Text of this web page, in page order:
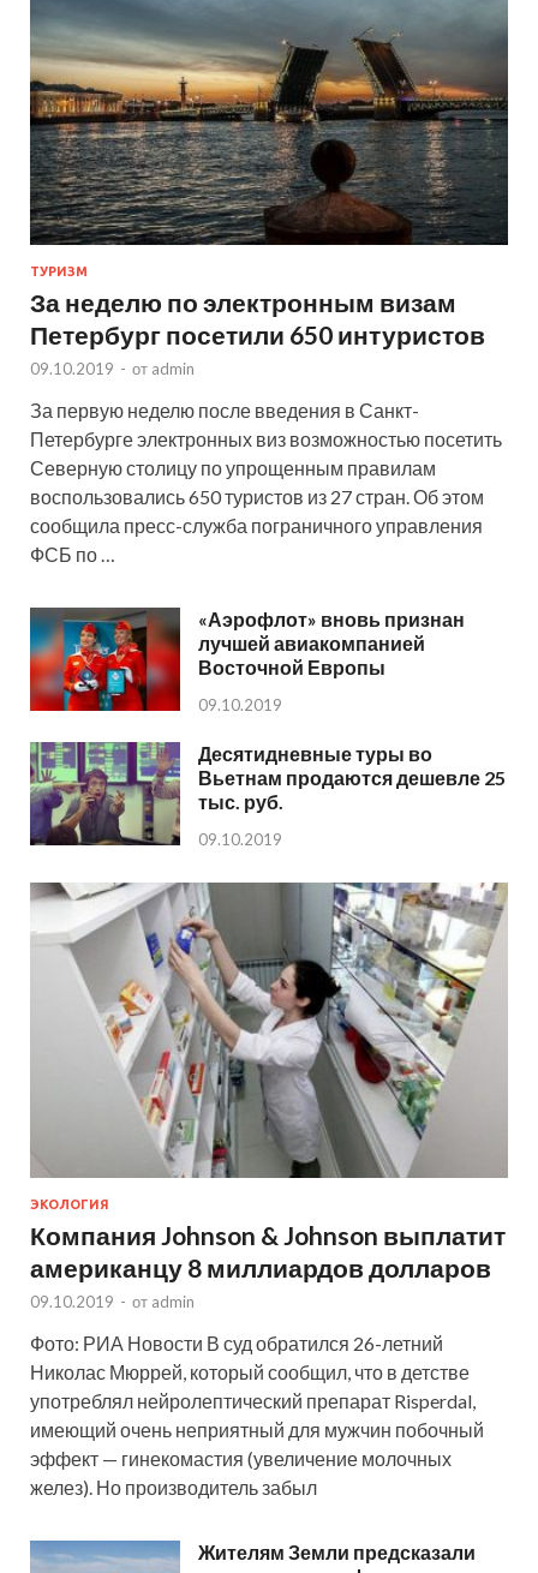
ТУРИЗМ
За неделю по электронным визам
Петербург посетили 650 интуристов
09.10.2019 - от admin
За первую неделю после введения в Санкт-
Петербурге электронных виз возможностью посетить
Северную столицу по упрощенным правилам
воспользовались 650 туристов из 27 стран. Об этом
сообщила пресс-служба пограничного управления
ФСБ по …
«Аэрофлот» вновь признан
лучшей авиакомпанией
Восточной Европы
09.10.2019
Десятидневные туры во
Вьетнам продаются дешевле 25
тыс. руб.
09.10.2019
ЭКОЛОГИЯ
Компания Johnson & Johnson выплатит
американцу 8 миллиардов долларов
09.10.2019 - от admin
Фото: РИА Новости В суд обратился 26-летний
Николас Мюррей, который сообщил, что в детстве
употреблял нейролептический препарат Risperdal,
имеющий очень неприятный для мужчин побочный
эффект — гинекомастия (увеличение молочных
желез). Но производитель забыл
Жителям Земли предсказали